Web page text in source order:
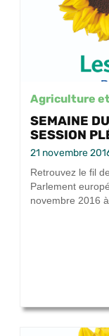
Agriculture
SEMAINE
SESSION
21 novembre
Retrouvez le fil
Parlement
novembre 2016